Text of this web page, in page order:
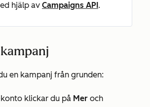
hjälp av Campaigns API .
en kampanj från grunden:
konto klickar du på Mer och